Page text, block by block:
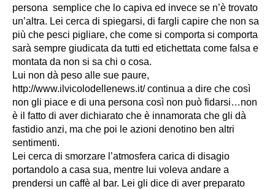
persona semplice che lo capiva ed invece se n’è trovato
un’altra. Lei cerca di spiegarsi, di fargli capire che non sa
più che pesci pigliare, che come si comporta si comporta
sarà sempre giudicata da tutti ed etichettata come falsa e
montata da non si sa chi o cosa.
Lui non dà peso alle sue paure,
http://www.ilvicolodellenews.it/ continua a dire che così
non gli piace e di una persona così non può fidarsi…non
è il fatto di aver dichiarato che è innamorata che gli dà
fastidio anzi, ma che poi le azioni denotino ben altri
sentimenti.
Lei cerca di smorzare l’atmosfera carica di disagio
portandolo a casa sua, mentre lui voleva andare a
prendersi un caffè al bar. Lei gli dice di aver preparato